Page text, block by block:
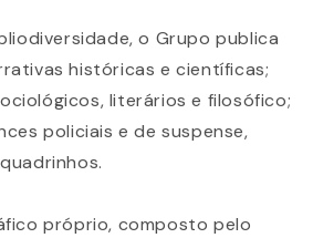
o Grupo publica
históricas e científicas;
literários e filosófico;
policiais e de suspense,
próprio, composto pelo